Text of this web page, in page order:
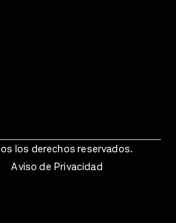
los derechos reservados.
Aviso de Privacidad